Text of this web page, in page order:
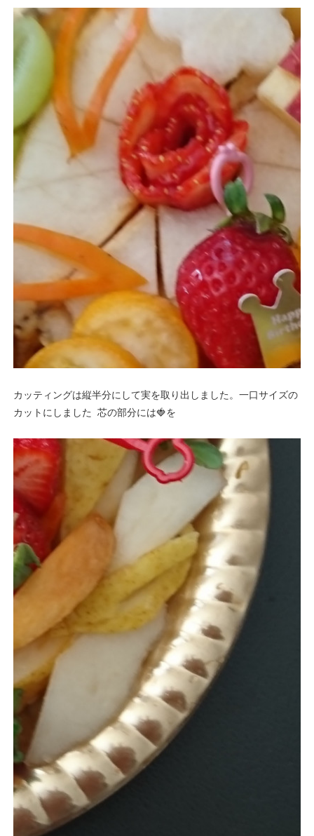
カッティングは縦半分にして実を取り出しました。一口サイズの
カットにしました 芯の部分には🍓を